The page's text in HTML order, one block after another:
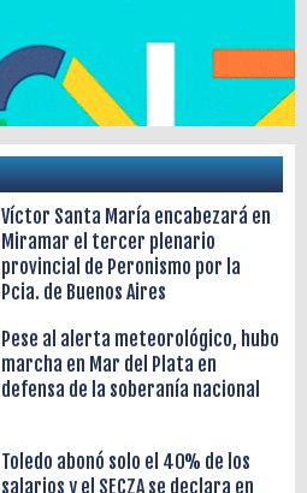
Víctor Santa María encabezará en
Miramar el tercer plenario
provincial de Peronismo por la
Pcia. de Buenos Aires
Pese al alerta meteorológico, hubo
marcha en Mar del Plata en
defensa de la soberanía nacional
Toledo abonó solo el 40% de los
salarios y el SECZA se declara en